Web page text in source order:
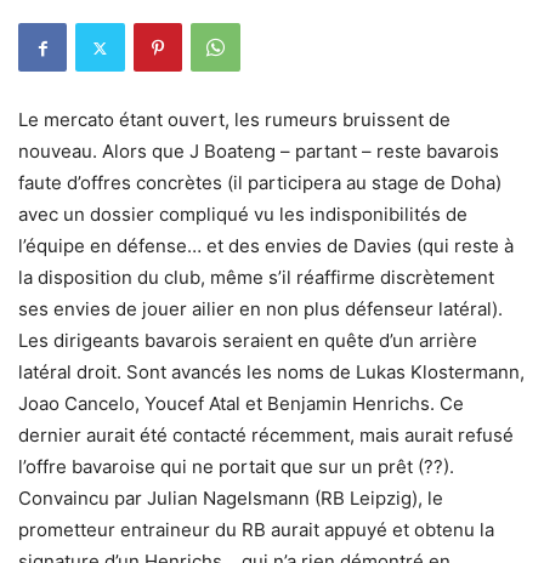
Le mercato étant ouvert, les rumeurs bruissent de
nouveau. Alors que J Boateng – partant – reste bavarois
faute d’offres concrètes (il participera au stage de Doha)
avec un dossier compliqué vu les indisponibilités de
l’équipe en défense… et des envies de Davies (qui reste à
la disposition du club, même s’il réaffirme discrètement
ses envies de jouer ailier en non plus défenseur latéral).
Les dirigeants bavarois seraient en quête d’un arrière
latéral droit. Sont avancés les noms de Lukas Klostermann,
Joao Cancelo, Youcef Atal et Benjamin Henrichs. Ce
dernier aurait été contacté récemment, mais aurait refusé
l’offre bavaroise qui ne portait que sur un prêt (??).
Convaincu par Julian Nagelsmann (RB Leipzig), le
prometteur entraineur du RB aurait appuyé et obtenu la